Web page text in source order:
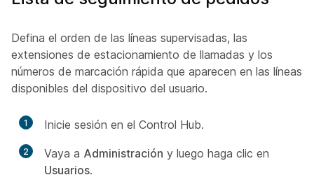
Defina el orden de las líneas supervisadas, las
extensiones de estacionamiento de llamadas y los
números de marcación rápida que aparecen en las líneas
disponibles del dispositivo del usuario.
1 Inicie sesión en el Control Hub.
2 Vaya a Administración y luego haga clic en
Usuarios.